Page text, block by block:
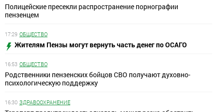
Полицейские пресекли распространение порнографии
пензенцем
17:29 ОБЩЕСТВО
Жителям Пензы могут вернуть часть денег по ОСАГО
16:53 ОБЩЕСТВО
Родственники пензенских бойцов СВО получают духовно-
психологическую поддержку
16:30 ЗДРАВООХРАНЕНИЕ